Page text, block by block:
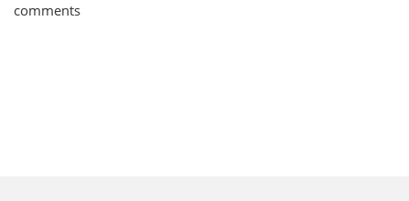
comments